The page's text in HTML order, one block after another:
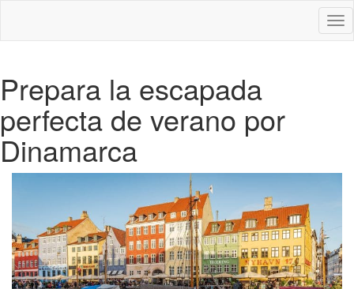
Prepara la escapada
perfecta de verano por
Dinamarca